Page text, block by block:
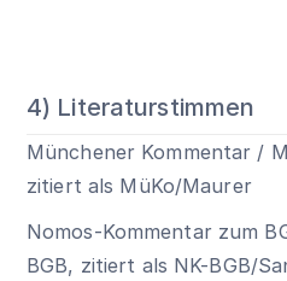
4) Literaturstimmen
Münchener Kommentar /
zitiert als MüKo/Maurer
Nomos-Kommentar zum
BGB, zitiert als NK-BGB/